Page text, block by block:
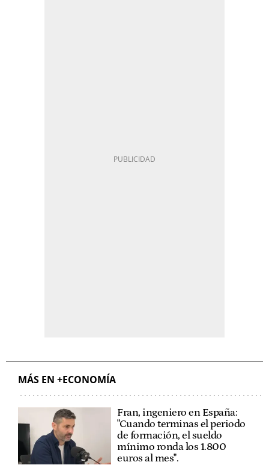
MÁS EN +ECONOMÍA
Fran, ingeniero en España:
"Cuando terminas el periodo
de formación, el sueldo
mínimo ronda los 1.800
euros al mes".